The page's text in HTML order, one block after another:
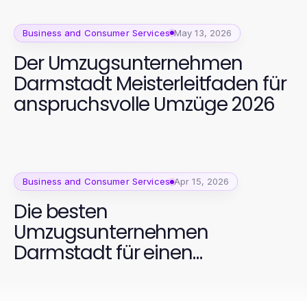
Business and Consumer Services May 13, 2026
Der Umzugsunternehmen
Darmstadt Meisterleitfaden für
anspruchsvolle Umzüge 2026
Business and Consumer Services Apr 15, 2026
Die besten
Umzugsunternehmen
Darmstadt für einen